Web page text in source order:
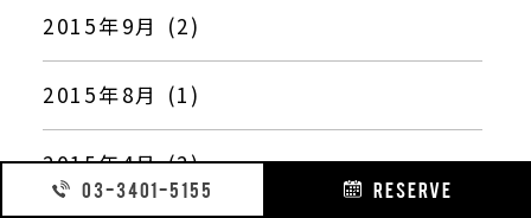
2015年9月 (2)
2015年8月 (1)
2015年4月 (2)
03-3401-5155 RESERVE